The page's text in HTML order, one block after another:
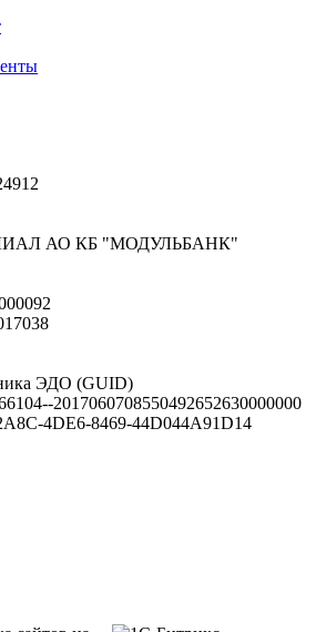
АО КБ "МОДУЛЬБАНК"
ЭДО (GUID)
2017060708550492652630000000
4DE6-8469-44D044A91D14